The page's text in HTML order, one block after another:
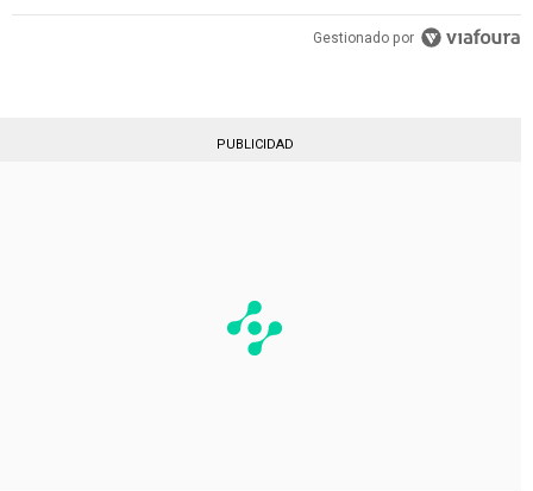
Gestionado por
PUBLICIDAD